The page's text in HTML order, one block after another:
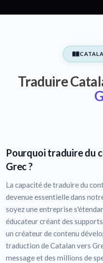
Traduire
Pourquoi traduire du
Grec ?
La capacité de traduire du
devenue essentielle dans
soyez une entreprise
éducateur créant des
un créateur de contenu
traduction de Catalan vers
message et des millions de